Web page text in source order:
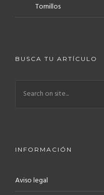
Tornillos
BUSCA TU ARTÍCULO
INFORMACIÓN
Aviso legal